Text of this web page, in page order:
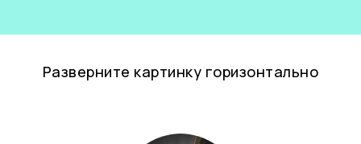
Разверните картинку горизонтально